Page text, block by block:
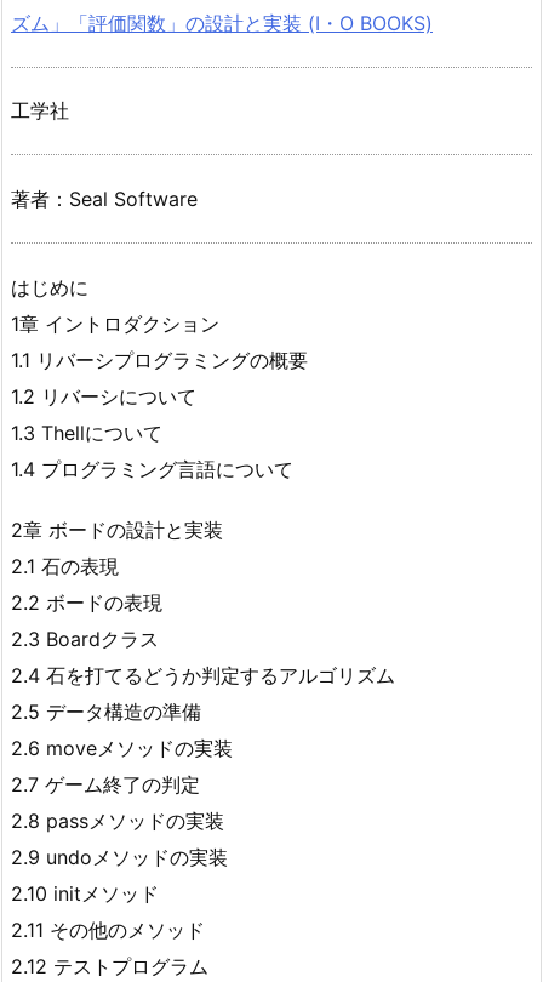
ズム」「評価関数」の設計と実装 (I・O BOOKS)
工学社
著者：Seal Software
はじめに
1章 イントロダクション
1.1 リバーシプログラミングの概要
1.2 リバーシについて
1.3 Thellについて
1.4 プログラミング言語について
2章 ボードの設計と実装
2.1 石の表現
2.2 ボードの表現
2.3 Boardクラス
2.4 石を打てるどうか判定するアルゴリズム
2.5 データ構造の準備
2.6 moveメソッドの実装
2.7 ゲーム終了の判定
2.8 passメソッドの実装
2.9 undoメソッドの実装
2.10 initメソッド
2.11 その他のメソッド
2.12 テストプログラム